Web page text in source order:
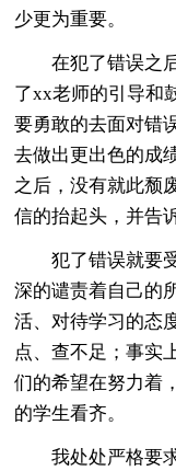
少更为重要。
在犯了错误之后
了xx老师的引导和
要勇敢的去面对错
去做出更出色的成
之后，没有就此颓
信的抬起头，并告
犯了错误就要受
深的谴责着自己的
活、对待学习的态
点、查不足；事实
们的希望在努力着
的学生看齐。
我处处严格要求